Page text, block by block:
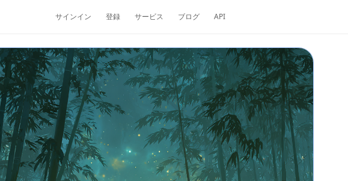
サインイン 登録 サービス ブログ API